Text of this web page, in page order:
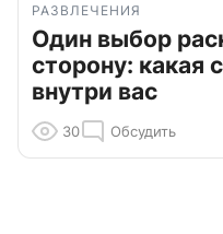
РАЗВЛЕЧЕНИЯ
Один выбор
сторону: какая
внутри вас
30 Обсудить